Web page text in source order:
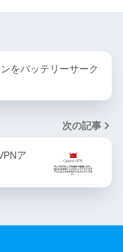
をバッテリーサーク
次の記事
ア